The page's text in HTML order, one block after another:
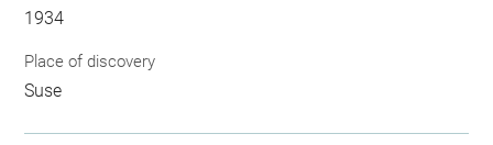
1934
Place of discovery
Suse